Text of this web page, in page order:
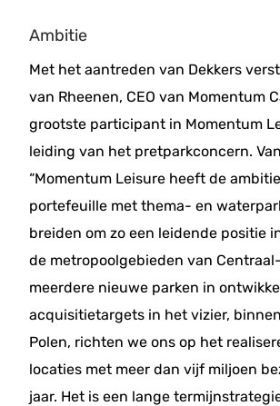
Ambitie
Met het aantreden van Dekkers
van Rheenen, CEO van Momentum
grootste participant in Momentum
leiding van het pretparkconcern.
“Momentum Leisure heeft de
portefeuille met thema- en
breiden om zo een leidende positie
de metropoolgebieden van
meerdere nieuwe parken in
acquisitietargets in het vizier,
Polen, richten we ons op het
locaties met meer dan vijf miljoen
jaar. Het is een lange